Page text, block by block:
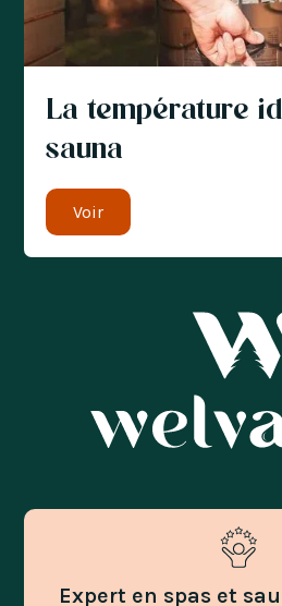
La température
sauna
Voir
Expert en spas et